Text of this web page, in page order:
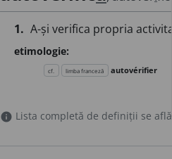
1. A-și verifica propria
etimologie:
cf. limba franceză autovérifier
info Lista completă de definiții se